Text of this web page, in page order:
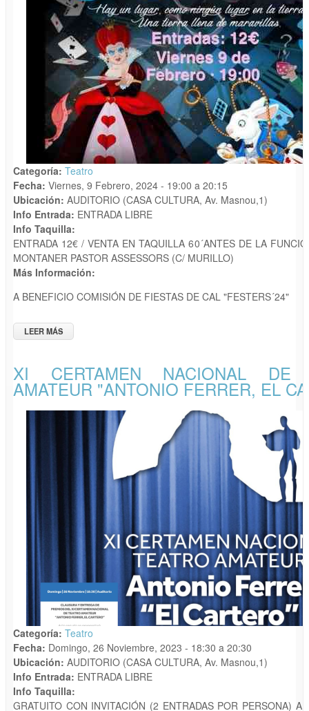
Categoría: Teatro
Fecha: Viernes, 9 Febrero, 2024 - 19:00 a 20:15
Ubicación: AUDITORIO (CASA CULTURA, Av. Masnou,1)
Info Entrada: ENTRADA LIBRE
Info Taquilla:
ENTRADA 12€ / VENTA EN TAQUILLA 60´ANTES DE LA
MONTANER PASTOR ASSESSORS (C/ MURILLO)
Más Información:
A BENEFICIO COMISIÓN DE FIESTAS DE CAL "FESTERS´24"
LEER MÁS
COMPAÑIA MASTERS BALLET
XI CERTAMEN NACIONAL DE
AMATEUR "ANTONIO FERRER, EL
Categoría: Teatro
Fecha: Domingo, 26 Noviembre, 2023 - 18:30 a 20:30
Ubicación: AUDITORIO (CASA CULTURA, Av. Masnou,1)
Info Entrada: ENTRADA LIBRE
Info Taquilla:
GRATUITO CON INVITACIÓN (2 ENTRADAS POR PERSONA) A